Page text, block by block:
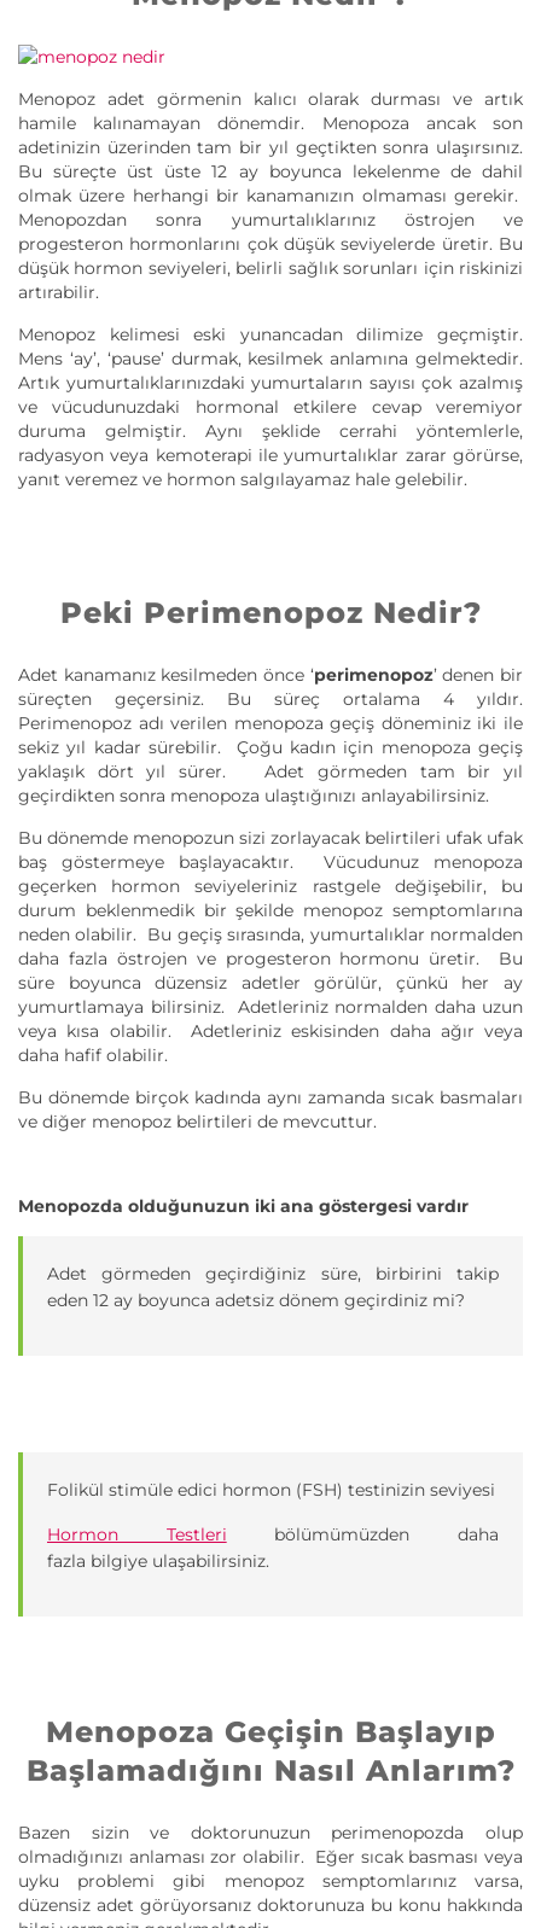
Menopoz adet görmenin kalıcı olarak durması ve artık
hamile kalınamayan dönemdir. Menopoza ancak son
adetinizin üzerinden tam bir yıl geçtikten sonra ulaşırsınız.
Bu süreçte üst üste 12 ay boyunca lekelenme de dahil
olmak üzere herhangi bir kanamanızın olmaması gerekir.
Menopozdan sonra yumurtalıklarınız östrojen ve
progesteron hormonlarını çok düşük seviyelerde üretir. Bu
düşük hormon seviyeleri, belirli sağlık sorunları için riskinizi
artırabilir.
Menopoz kelimesi eski yunancadan dilimize geçmiştir.
Mens ‘ay’, ‘pause’ durmak, kesilmek anlamına gelmektedir.
Artık yumurtalıklarınızdaki yumurtaların sayısı çok azalmış
ve vücudunuzdaki hormonal etkilere cevap veremiyor
duruma gelmiştir. Aynı şeklide cerrahi yöntemlerle,
radyasyon veya kemoterapi ile yumurtalıklar zarar görürse,
yanıt veremez ve hormon salgılayamaz hale gelebilir.
Peki Perimenopoz Nedir?
Adet kanamanız kesilmeden önce ‘perimenopoz’ denen bir
süreçten geçersiniz. Bu süreç ortalama 4 yıldır.
Perimenopoz adı verilen menopoza geçiş döneminiz iki ile
sekiz yıl kadar sürebilir. Çoğu kadın için menopoza geçiş
yaklaşık dört yıl sürer. Adet görmeden tam bir yıl
geçirdikten sonra menopoza ulaştığınızı anlayabilirsiniz.
Bu dönemde menopozun sizi zorlayacak belirtileri ufak ufak
baş göstermeye başlayacaktır. Vücudunuz menopoza
geçerken hormon seviyeleriniz rastgele değişebilir, bu
durum beklenmedik bir şekilde menopoz semptomlarına
neden olabilir. Bu geçiş sırasında, yumurtalıklar normalden
daha fazla östrojen ve progesteron hormonu üretir. Bu
süre boyunca düzensiz adetler görülür, çünkü her ay
yumurtlamaya bilirsiniz. Adetleriniz normalden daha uzun
veya kısa olabilir. Adetleriniz eskisinden daha ağır veya
daha hafif olabilir.
Bu dönemde birçok kadında aynı zamanda sıcak basmaları
ve diğer menopoz belirtileri de mevcuttur.
Menopozda olduğunuzun iki ana göstergesi vardır
Adet görmeden geçirdiğiniz süre, birbirini takip
eden 12 ay boyunca adetsiz dönem geçirdiniz mi?
Folikül stimüle edici hormon (FSH) testinizin seviyesi
Hormon Testleri bölümümüzden daha
fazla bilgiye ulaşabilirsiniz.
Menopoza Geçişin Başlayıp
Başlamadığını Nasıl Anlarım?
Bazen sizin ve doktorunuzun perimenopozda olup
olmadığınızı anlaması zor olabilir. Eğer sıcak basması veya
uyku problemi gibi menopoz semptomlarınız varsa,
düzensiz adet görüyorsanız doktorunuza bu konu hakkında